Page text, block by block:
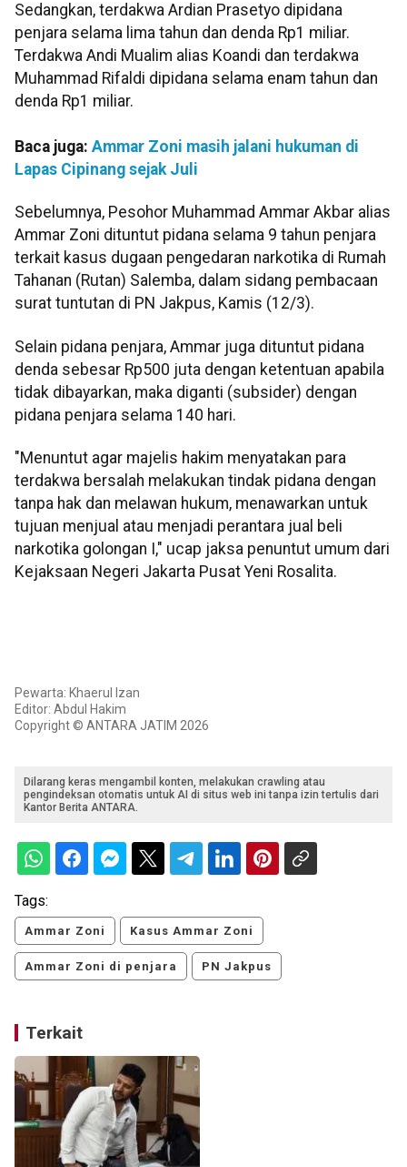
Sedangkan, terdakwa Ardian Prasetyo dipidana
penjara selama lima tahun dan denda Rp1 miliar.
Terdakwa Andi Mualim alias Koandi dan terdakwa
Muhammad Rifaldi dipidana selama enam tahun dan
denda Rp1 miliar.
Baca juga: Ammar Zoni masih jalani hukuman di
Lapas Cipinang sejak Juli
Sebelumnya, Pesohor Muhammad Ammar Akbar alias
Ammar Zoni dituntut pidana selama 9 tahun penjara
terkait kasus dugaan pengedaran narkotika di Rumah
Tahanan (Rutan) Salemba, dalam sidang pembacaan
surat tuntutan di PN Jakpus, Kamis (12/3).
Selain pidana penjara, Ammar juga dituntut pidana
denda sebesar Rp500 juta dengan ketentuan apabila
tidak dibayarkan, maka diganti (subsider) dengan
pidana penjara selama 140 hari.
"Menuntut agar majelis hakim menyatakan para
terdakwa bersalah melakukan tindak pidana dengan
tanpa hak dan melawan hukum, menawarkan untuk
tujuan menjual atau menjadi perantara jual beli
narkotika golongan I," ucap jaksa penuntut umum dari
Kejaksaan Negeri Jakarta Pusat Yeni Rosalita.
Pewarta: Khaerul Izan
Editor: Abdul Hakim
Copyright © ANTARA JATIM 2026
Dilarang keras mengambil konten, melakukan crawling atau
pengindeksan otomatis untuk AI di situs web ini tanpa izin tertulis dari
Kantor Berita ANTARA.
Tags:
Ammar Zoni Kasus Ammar Zoni
Ammar Zoni di penjara PN Jakpus
Terkait